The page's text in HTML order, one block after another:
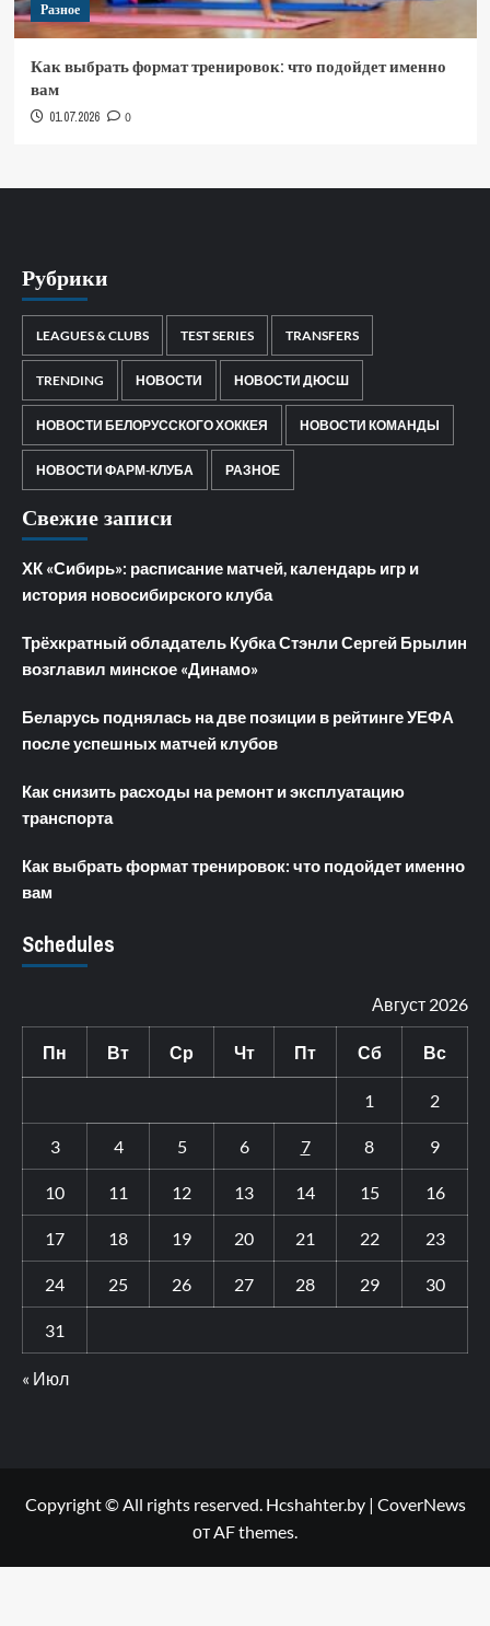
Разное
Как выбрать формат тренировок: что подойдет именно
вам
01.07.2026 0
Рубрики
LEAGUES & CLUBS TEST SERIES TRANSFERS
TRENDING НОВОСТИ НОВОСТИ ДЮСШ
НОВОСТИ БЕЛОРУССКОГО ХОККЕЯ НОВОСТИ КОМАНДЫ
НОВОСТИ ФАРМ-КЛУБА РАЗНОЕ
Свежие записи
ХК «Сибирь»: расписание матчей, календарь игр и
история новосибирского клуба
Трёхкратный обладатель Кубка Стэнли Сергей Брылин
возглавил минское «Динамо»
Беларусь поднялась на две позиции в рейтинге УЕФА
после успешных матчей клубов
Как снизить расходы на ремонт и эксплуатацию
транспорта
Как выбрать формат тренировок: что подойдет именно
вам
Schedules
Август 2026
Пн Вт Ср Чт Пт Сб Вс
1 2
3 4 5 6 7 8 9
10 11 12 13 14 15 16
17 18 19 20 21 22 23
24 25 26 27 28 29 30
31
« Июл
Copyright © All rights reserved. Hcshahter.by | CoverNews
от AF themes.